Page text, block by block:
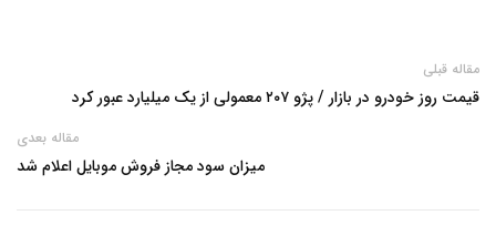
مقاله قبلی
قیمت روز خودرو در بازار / پژو ۲۰۷ معمولی از یک میلیارد عبور کرد
مقاله بعدی
میزان سود مجاز فروش موبایل اعلام شد